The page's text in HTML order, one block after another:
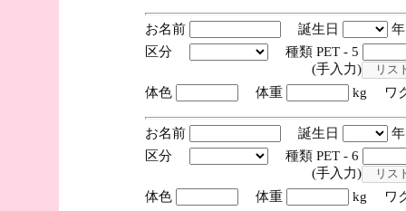
お名前 誕生日
区分
種類 PET - 5
(手入力)
体色
体重 kg ワ
お名前 誕生日
区分
種類 PET - 6
(手入力)
体色
体重 kg ワ